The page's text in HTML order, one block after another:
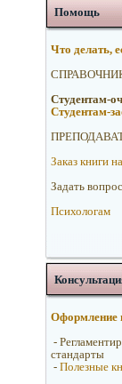
Помощь
Что делать,
CПРАВОЧНИК
Cтудентам-
Cтудентам-
Заказ книги
Зaдaть
Психологам
Оформление
-
стандарты
- Полезные